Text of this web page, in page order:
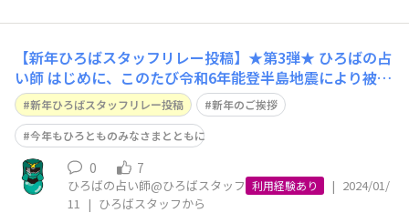
【新年ひろばスタッフリレー投稿】★第3弾★ ひろばの占
い師 はじめに、このたび令和6年能登半島地震により被災
されたみなさまに心よりお見舞い申し上げます。 一日も
はやい復旧・復興をお祈り申し上げます。 あらためまし
て、ひろとものみなさま、明けましておめでとうございま
す。 旧年中は格別のご厚情をたま
新年ひろばスタッフリレー投稿
新年のご挨拶
今年もひろとものみなさまとともに
0 7
ひろばの占い師@ひろばスタッフ 利用経験あり | 2024/01/
11 | ひろばスタッフから